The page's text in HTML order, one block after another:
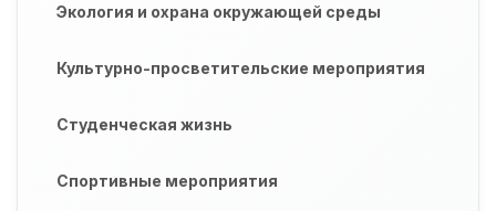
Экология и охрана окружающей среды
Культурно-просветительские мероприятия
Студенческая жизнь
Спортивные мероприятия